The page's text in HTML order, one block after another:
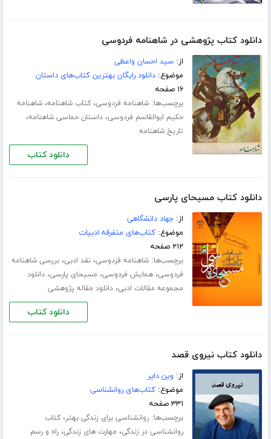
دانلود کتاب پژوهشی در شاهنامه فردوسی
از:سید احسان واعظی
موضوع:دانلود رایگان بهترین کتاب‌های داستان
۱۶ صفحه
برچسب‌ها:شاهنامه فردوسی،کتاب شاهنامه،شاهنامه
حکیم ابوالقاسم فردوسی،داستان حماسی شاهنامه،
تاریخ شاهنامه
دانلود کتاب
دانلود کتاب مسیحای پارسی
از:جهاد دانشگاهی
موضوع:کتاب‌های متفرقه ادبیات
۲۱۲ صفحه
برچسب‌ها:شاهنامه فردوسی،نقد ادبی،بررسی شاهنامه
فردوسی،همایش فردوسی، مسیحای پارسی،دانلود
مجموعه مقالات ادبی،دانلود مقاله پژوهشی
دانلود کتاب
دانلود کتاب نیروی قصد
از: وین دایر
موضوع:کتاب‌های روانشناسی
۳۳۱ صفحه
برچسب‌ها:روانشناسی برای زندگی بهتر،کتاب
روانشناسی در زندگی، مهارت های زندگی،راه و رسم